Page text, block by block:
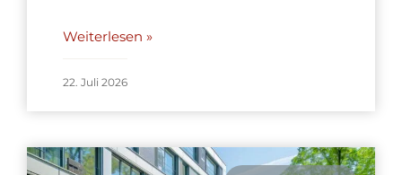
Weiterlesen »
22. Juli 2026